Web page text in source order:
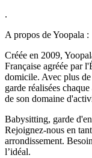
.
A propos de Yoopala :
Créée en 2009,
Française agréée par
domicile. Avec plus
garde réalisées
de son domaine
Babysitting, garde
Rejoignez-nous en
arrondissement.
l’idéal.